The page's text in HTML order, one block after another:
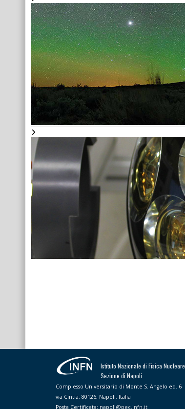
Istituto Nazionale di Fisica Nucleare
Sezione di Napoli
Complesso Universitario di Monte S. Angelo ed. 6
via Cintia, 80126, Napoli, Italia
Posta Certificata: napoli@pec.infn.it